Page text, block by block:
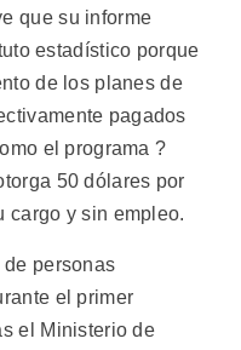
que su informe
estadístico porque
de los planes de
pagados
el programa ?
50 dólares por
cargo y sin empleo.
personas
el primer
el Ministerio de